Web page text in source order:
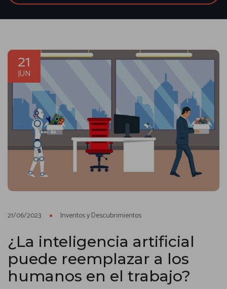
21
JUN
21/06/2023 Inventos y Descubrimientos
¿La inteligencia artificial
puede reemplazar a los
humanos en el trabajo?